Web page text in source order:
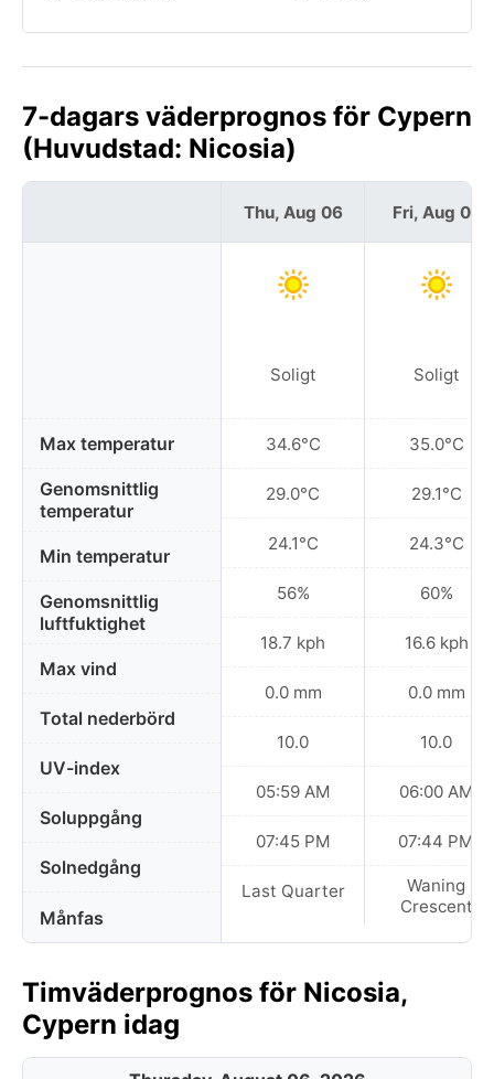
7-dagars väderprognos för Cypern
(Huvudstad: Nicosia)
Max temperatur
Genomsnittlig
temperatur
Min temperatur
Genomsnittlig
luftfuktighet
Max vind
Total nederbörd
UV-index
Soluppgång
Solnedgång
Månfas
Thu, Aug 06
Soligt
34.6°C
29.0°C
24.1°C
56%
18.7 kph
0.0 mm
10.0
05:59 AM
07:45 PM
Last Quarter
Fri, Aug 07
Soligt
35.0°C
29.1°C
24.3°C
60%
16.6 kph
0.0 mm
10.0
06:00 AM
07:44 PM
Waning
Crescent
Timväderprognos för Nicosia,
Cypern idag